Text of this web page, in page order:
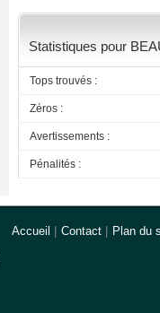
Statistiques pour
Tops trouvés :
Zéros :
Avertissements :
Pénalités :
Accueil Contact Plan du